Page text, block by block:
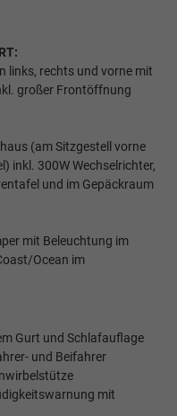
rechts und vorne mit
großer Frontöffnung
(am Sitzgestell vorne
inkl. 300W Wechselrichter,
und im Gepäckraum
mit Beleuchtung im
Ocean im
Gurt und Schlafauflage
und Beifahrer
mit